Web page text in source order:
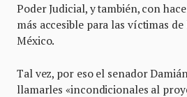
Poder Judicial, y también, con
más accesible para las víctimas
México.
Tal vez, por eso el senador
llamarles «incondicionales al